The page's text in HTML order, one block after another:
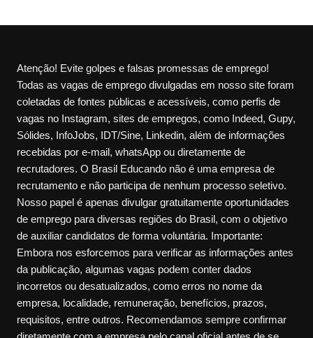
Atenção! Evite golpes e falsas promessas de emprego!
Todas as vagas de emprego divulgadas em nosso site foram
coletadas de fontes públicas e acessíveis, como perfis de
vagas no Instagram, sites de empregos, como Indeed, Gupy,
Sólides, InfoJobs, IDT/Sine, Linkedin, além de informações
recebidas por e-mail, whatsApp ou diretamente de
recrutadores. O Brasil Educando não é uma empresa de
recrutamento e não participa de nenhum processo seletivo.
Nosso papel é apenas divulgar gratuitamente oportunidades
de emprego para diversas regiões do Brasil, com o objetivo
de auxiliar candidatos de forma voluntária. Importante:
Embora nos esforcemos para verificar as informações antes
da publicação, algumas vagas podem conter dados
incorretos ou desatualizados, como erros no nome da
empresa, localidade, remuneração, benefícios, prazos,
requisitos, entre outros. Recomendamos sempre confirmar